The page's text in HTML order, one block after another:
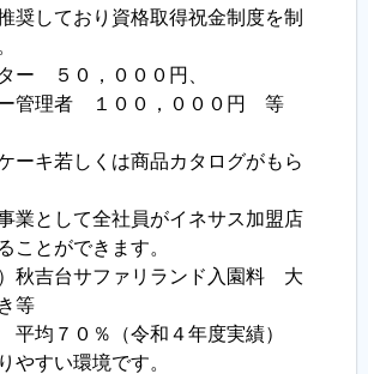
奨しており資格取得祝金制度を制
ー ５０，０００円、
管理者 １００，０００円 等
ーキ若しくは商品カタログがもら
業として全社員がイネサス加盟店
ことができます。
吉台サファリランド入園料 大
等
平均７０％（令和４年度実績）
すい環境です。